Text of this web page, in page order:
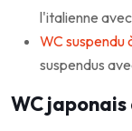
l'italienne
WC suspendu
suspendus
WC japonais